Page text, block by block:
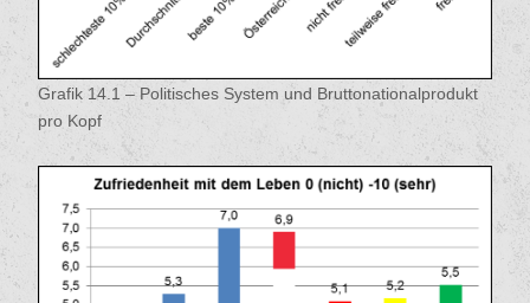
Grafik 14.1 – Politisches System und Bruttonationalprodukt
pro Kopf